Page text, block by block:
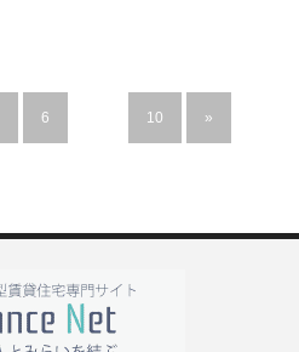
6 10 »